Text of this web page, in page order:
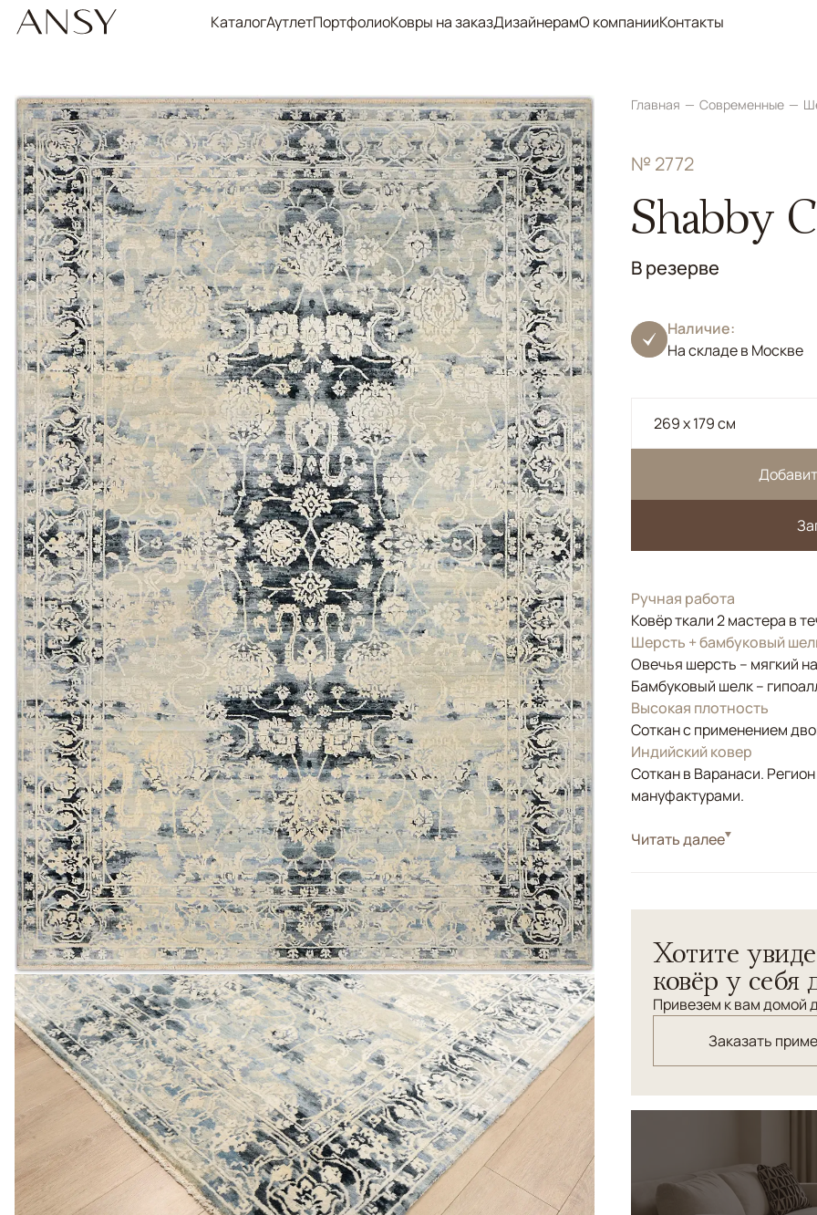
КаталогАутлетПортфолиоКовры на заказДизайнерамО компанииКонтакты
Главная Современные
№ 2772
Shabby
В резерве
Наличие:
На складе в Москве
269 x 179 см
Ручная работа
Ковёр ткали 2 мастера в
Шерсть + бамбуковый
Овечья шерсть – мягкий
Бамбуковый шелк –
Высокая плотность
Соткан с применением
Индийский ковер
Соткан в Варанаси.
мануфактурами.
СтильСовременные
применением рельефной
Читать далее
Хотите
ковёр у себя
Привезем к вам домой
Заказать